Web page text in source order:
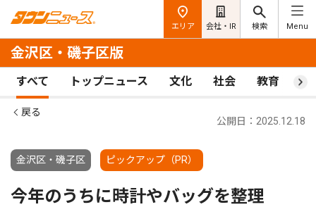
エリア 会社・IR 検索 Menu
金沢区・磯子区版
すべて トップニュース 文化 社会 教育 ス
戻る
金沢区・磯子区 ピックアップ（PR）
公開日：2025.12.18
今年のうちに時計やバッグを整理